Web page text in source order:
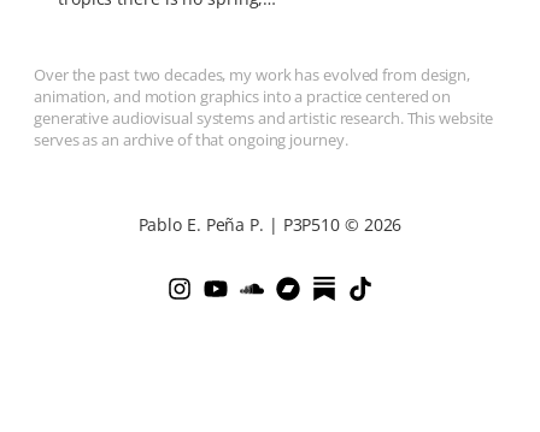
Over the past two decades, my work has evolved from design,
animation, and motion graphics into a practice centered on
generative audiovisual systems and artistic research. This website
serves as an archive of that ongoing journey.
Pablo E. Peña P. | P3P510 © 2026